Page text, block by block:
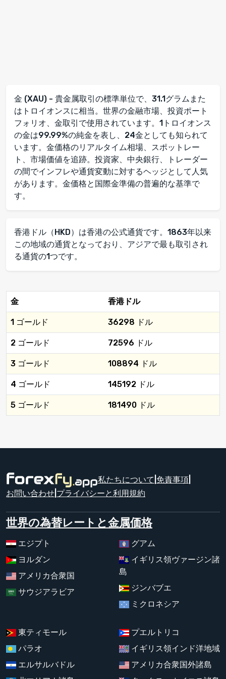
金 (XAU) - 貴金属取引の標準単位で、31.1グラムまた
はトロイオンスに相当。世界の金融市場、投資ポート
フォリオ、金取引で使用されています。1トロイオンス
の金は99.99%の純金を表し、24金としても知られて
います。金価格のリアルタイム相場、スポットレー
ト、市場価値を追跡。投資家、中央銀行、トレーダー
の間でインフレや通貨変動に対するヘッジとして人気
があります。金価格と国際金準備の普遍的な基準で
す。
香港ドル（HKD）は香港の公式通貨です。1863年以来
この地域の通貨となっており、アジアで最も取引され
る通貨の1つです。
金 香港ドル
1 ゴールド 36298 ドル
2 ゴールド 72596 ドル
3 ゴールド 108894 ドル
4 ゴールド 145192 ドル
5 ゴールド 181490 ドル
私たちについて 免責事項
お問い合わせ プライバシーと利用規約
世界の為替レートと金属価格
エジプト
ヨルダン
アメリカ合衆国
サウジアラビア
グアム
イギリス領ヴァージン諸
島
ジンバブエ
ミクロネシア
東ティモール
パラオ
エルサルバドル
プエルトリコ
イギリス領インド洋地域
アメリカ合衆国外諸島